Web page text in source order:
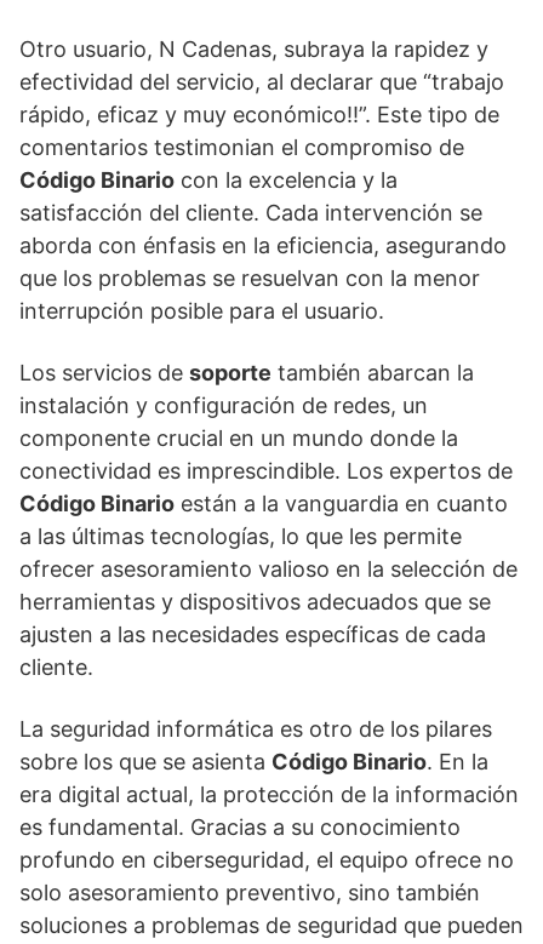
Otro usuario, N Cadenas, subraya la rapidez y
efectividad del servicio, al declarar que “trabajo
rápido, eficaz y muy económico!!”. Este tipo de
comentarios testimonian el compromiso de
Código Binario con la excelencia y la
satisfacción del cliente. Cada intervención se
aborda con énfasis en la eficiencia, asegurando
que los problemas se resuelvan con la menor
interrupción posible para el usuario.
Los servicios de soporte también abarcan la
instalación y configuración de redes, un
componente crucial en un mundo donde la
conectividad es imprescindible. Los expertos de
Código Binario están a la vanguardia en cuanto
a las últimas tecnologías, lo que les permite
ofrecer asesoramiento valioso en la selección de
herramientas y dispositivos adecuados que se
ajusten a las necesidades específicas de cada
cliente.
La seguridad informática es otro de los pilares
sobre los que se asienta Código Binario. En la
era digital actual, la protección de la información
es fundamental. Gracias a su conocimiento
profundo en ciberseguridad, el equipo ofrece no
solo asesoramiento preventivo, sino también
soluciones a problemas de seguridad que pueden